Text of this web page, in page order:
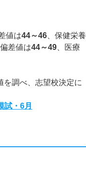
値は44～46 、保健栄養
差値は44～49 、医療
を調べ、志望校決定に
試・6月